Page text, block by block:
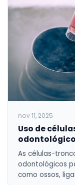
nov 11, 2025
Uso de
As células-
odontológicos
como ossos,